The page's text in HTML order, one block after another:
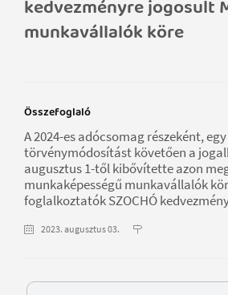
kedvezményre jogosult
munkavállalók köre
Összefoglaló
A 2024-es adócsomag részeként, egy
törvénymódosítást követően a
augusztus 1-től kibővítette azon
munkaképességű munkavállalók
foglalkoztatók SZOCHÓ
2023. augusztus 03.